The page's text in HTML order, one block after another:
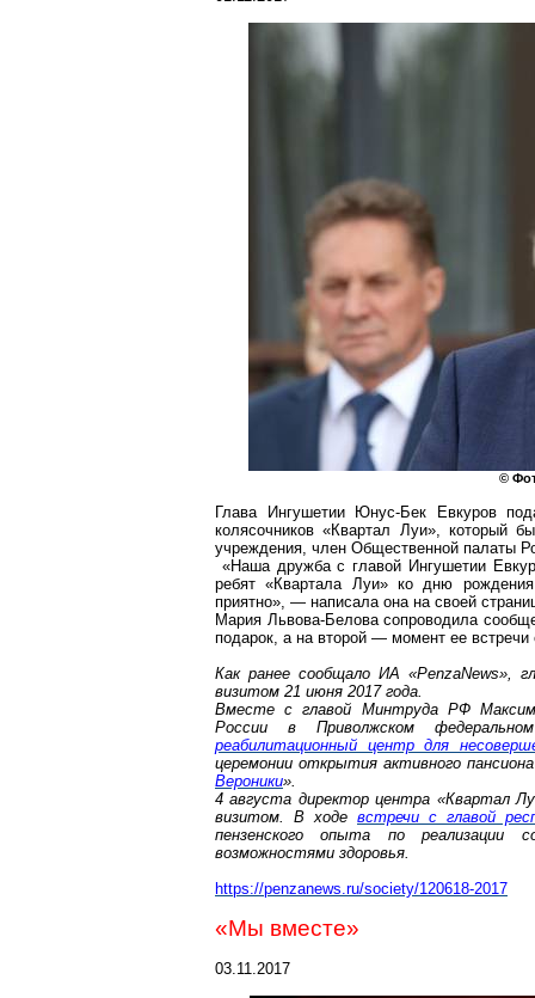
©
Глава Ингушетии Юнус-Бек Евкуров
колясочников «Квартал Луи», который
учреждения, член Общественной палаты
«Наша дружба с главой Ингушетии
ребят «Квартала Луи» ко дню
приятно», — написала она на своей
Мария Львова-Белова сопроводила
подарок, а на второй — момент ее
Как ранее сообщало ИА «PenzaNews»,
визитом 21 июня 2017 года.
Вместе с главой Минтруда РФ
России в Приволжском
реабилитационный центр для
церемонии открытия активного
Вероники».
4 августа директор центра «Квартал
визитом. В ходе встречи с главой
пензенского опыта по реализации
возможностями здоровья.
https://penzanews.ru/society/120618-2017
«Мы вместе»
03.11.2017